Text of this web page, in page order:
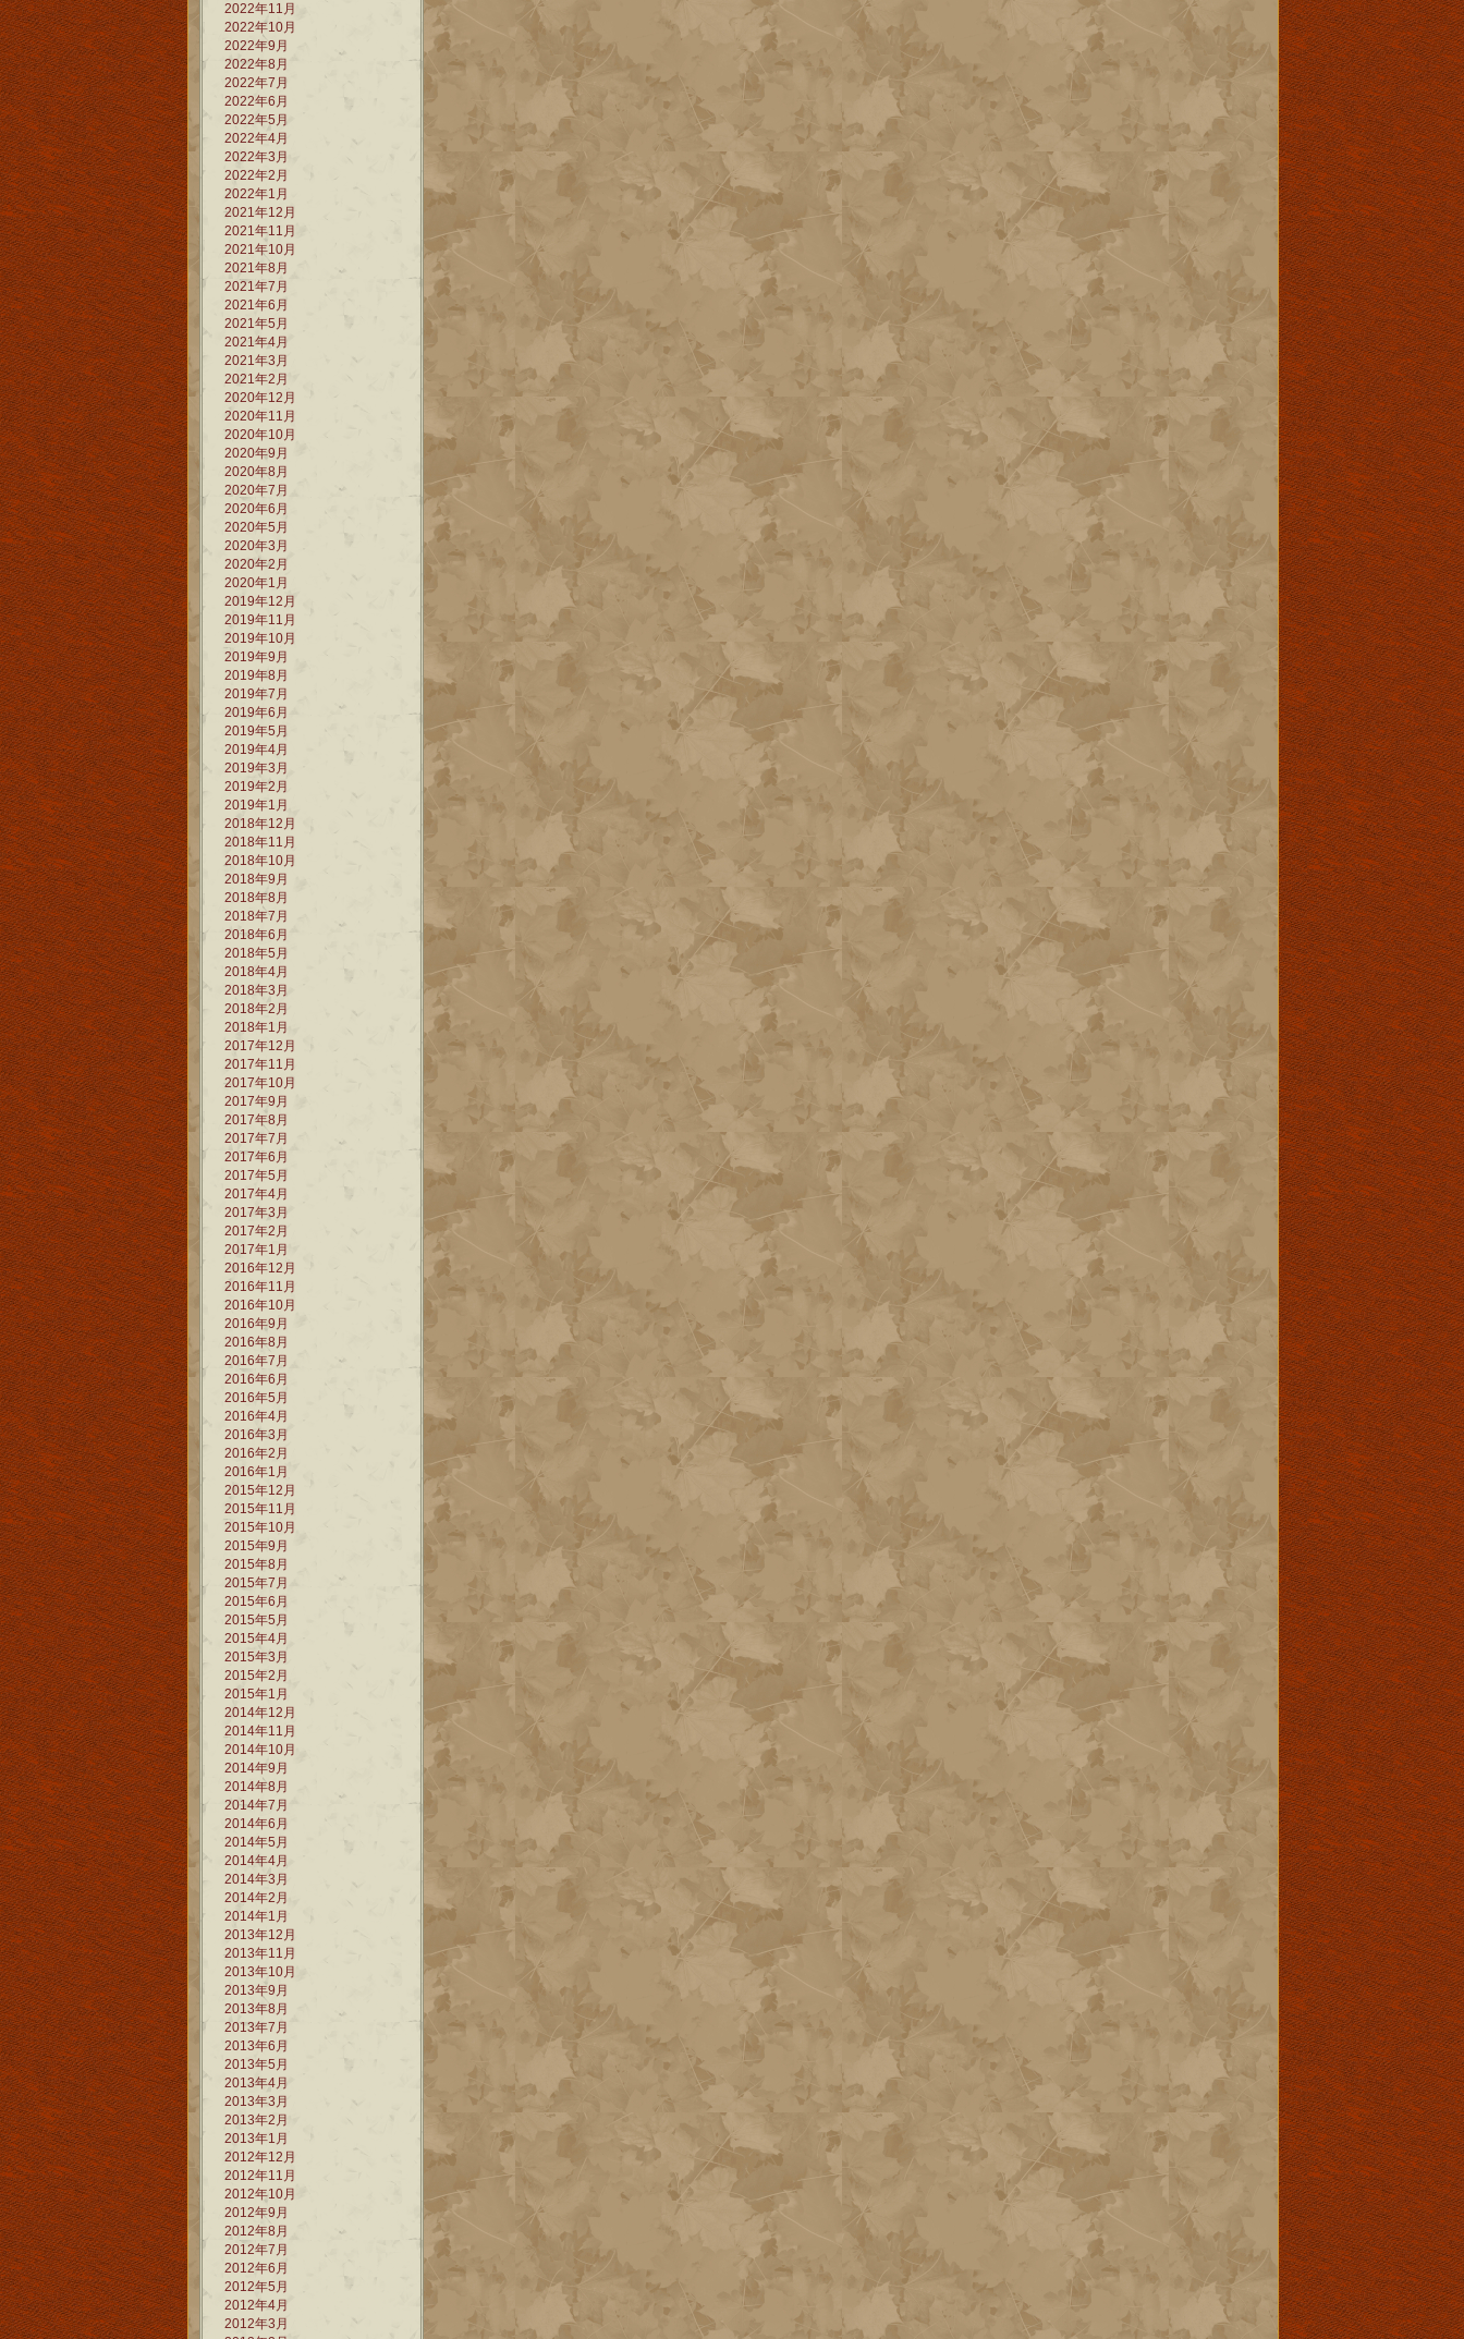
2022年11月
2022年10月
2022年9月
2022年8月
2022年7月
2022年6月
2022年5月
2022年4月
2022年3月
2022年2月
2022年1月
2021年12月
2021年11月
2021年10月
2021年8月
2021年7月
2021年6月
2021年5月
2021年4月
2021年3月
2021年2月
2020年12月
2020年11月
2020年10月
2020年9月
2020年8月
2020年7月
2020年6月
2020年5月
2020年3月
2020年2月
2020年1月
2019年12月
2019年11月
2019年10月
2019年9月
2019年8月
2019年7月
2019年6月
2019年5月
2019年4月
2019年3月
2019年2月
2019年1月
2018年12月
2018年11月
2018年10月
2018年9月
2018年8月
2018年7月
2018年6月
2018年5月
2018年4月
2018年3月
2018年2月
2018年1月
2017年12月
2017年11月
2017年10月
2017年9月
2017年8月
2017年7月
2017年6月
2017年5月
2017年4月
2017年3月
2017年2月
2017年1月
2016年12月
2016年11月
2016年10月
2016年9月
2016年8月
2016年7月
2016年6月
2016年5月
2016年4月
2016年3月
2016年2月
2016年1月
2015年12月
2015年11月
2015年10月
2015年9月
2015年8月
2015年7月
2015年6月
2015年5月
2015年4月
2015年3月
2015年2月
2015年1月
2014年12月
2014年11月
2014年10月
2014年9月
2014年8月
2014年7月
2014年6月
2014年5月
2014年4月
2014年3月
2014年2月
2014年1月
2013年12月
2013年11月
2013年10月
2013年9月
2013年8月
2013年7月
2013年6月
2013年5月
2013年4月
2013年3月
2013年2月
2013年1月
2012年12月
2012年11月
2012年10月
2012年9月
2012年8月
2012年7月
2012年6月
2012年5月
2012年4月
2012年3月